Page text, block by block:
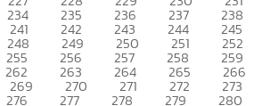
234 235 236 237 238
241 242 243 244 245
248 249 250 251 252
255 256 257 258 259
262 263 264 265 266
269 270 271 272 273
276 277 278 279 280